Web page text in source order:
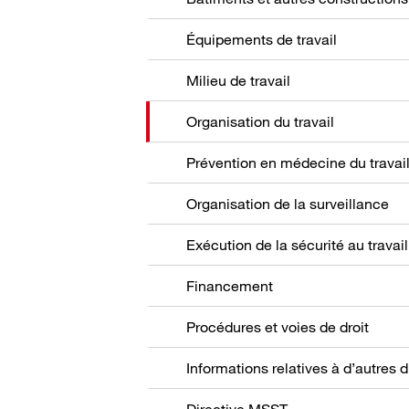
Équipements de travail
Milieu de travail
Organisation du travail
Prévention en médecine du travail
Organisation de la surveillance
Exécution de la sécurité au travail
Financement
Procédures et voies de droit